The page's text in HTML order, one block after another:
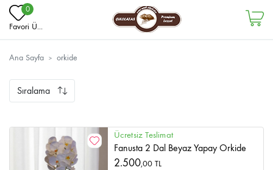
0
Favori Ü...
Ana Sayfa orkide
Sıralama
Ücretsiz Teslimat
Fanusta 2 Dal Beyaz Yapay Orkide
2.500,00 TL